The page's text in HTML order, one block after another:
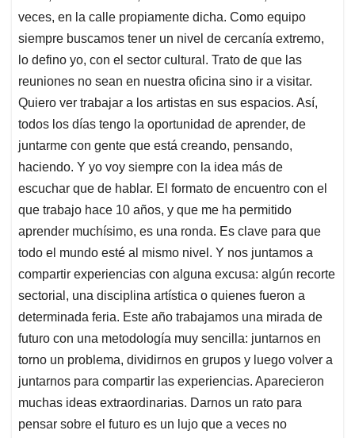
veces, en la calle propiamente dicha. Como equipo
siempre buscamos tener un nivel de cercanía extremo,
lo defino yo, con el sector cultural. Trato de que las
reuniones no sean en nuestra oficina sino ir a visitar.
Quiero ver trabajar a los artistas en sus espacios. Así,
todos los días tengo la oportunidad de aprender, de
juntarme con gente que está creando, pensando,
haciendo. Y yo voy siempre con la idea más de
escuchar que de hablar. El formato de encuentro con el
que trabajo hace 10 años, y que me ha permitido
aprender muchísimo, es una ronda. Es clave para que
todo el mundo esté al mismo nivel. Y nos juntamos a
compartir experiencias con alguna excusa: algún recorte
sectorial, una disciplina artística o quienes fueron a
determinada feria. Este año trabajamos una mirada de
futuro con una metodología muy sencilla: juntarnos en
torno un problema, dividirnos en grupos y luego volver a
juntarnos para compartir las experiencias. Aparecieron
muchas ideas extraordinarias. Darnos un rato para
pensar sobre el futuro es un lujo que a veces no